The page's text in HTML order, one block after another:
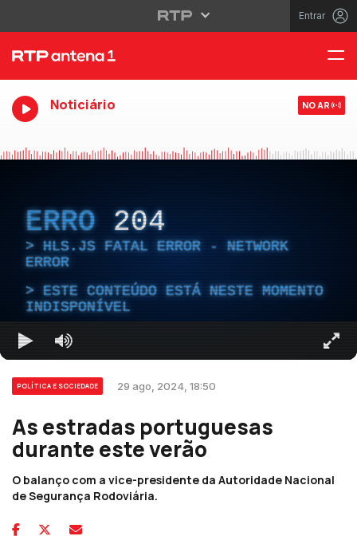
Entrar
Noticiário NO AR
ERRO 204
HLS.JS FATAL ERROR - NETWORK
ERROR
ESTE CONTEÚDO ESTÁ NESTE MOMENTO
INDISPONÍVEL
POLÍTICA E SOCIEDADE 29 ago, 2024, 18:50
As estradas portuguesas
durante este verão
O balanço com a vice-presidente da Autoridade Nacional
de Segurança Rodoviária.